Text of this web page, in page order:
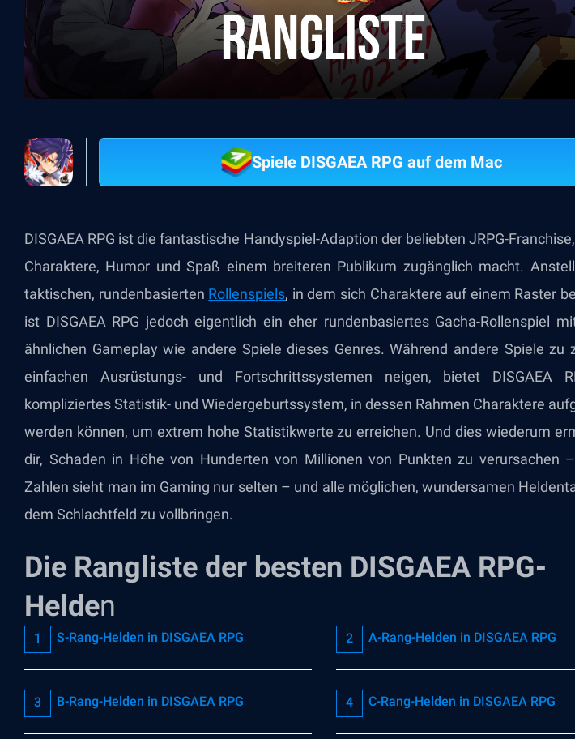
Spiele DISGAEA RPG auf dem Mac
DISGAEA RPG ist die fantastische Handyspiel-Adaption der beliebten JRPG-
Charaktere, Humor und Spaß einem breiteren Publikum zugänglich macht.
taktischen, rundenbasierten Rollenspiels, in dem sich Charaktere auf einem Raster
ist DISGAEA RPG jedoch eigentlich ein eher rundenbasiertes Gacha-Rollenspiel
ähnlichen Gameplay wie andere Spiele dieses Genres. Während andere Spiele zu
einfachen Ausrüstungs- und Fortschrittssystemen neigen, bietet DISGAEA
kompliziertes Statistik- und Wiedergeburtssystem, in dessen Rahmen Charaktere
werden können, um extrem hohe Statistikwerte zu erreichen. Und dies wiederum
dir, Schaden in Höhe von Hunderten von Millionen von Punkten zu verursachen –
Zahlen sieht man im Gaming nur selten – und alle möglichen, wundersamen
dem Schlachtfeld zu vollbringen.
Die Rangliste der besten DISGAEA RPG-
Helden
S-Rang-Helden in DISGAEA RPG A-Rang-Helden in DISGAEA RPG
B-Rang-Helden in DISGAEA RPG C-Rang-Helden in DISGAEA RPG